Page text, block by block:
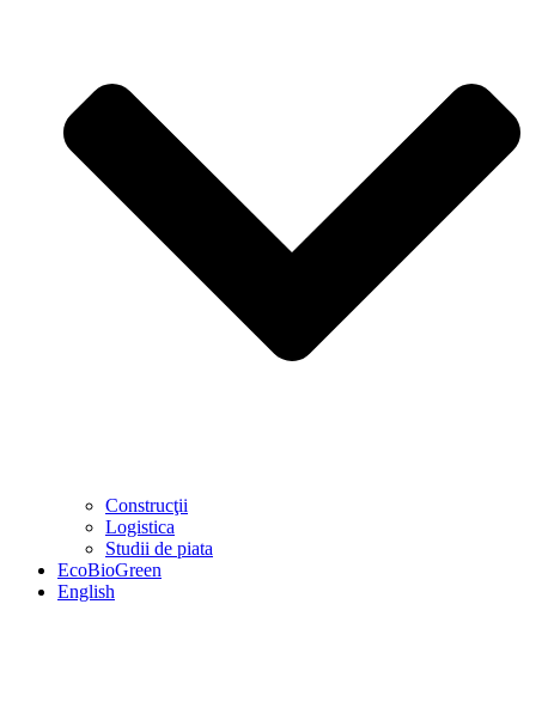
Construcţii
Logistica
Studii de piata
EcoBioGreen
English